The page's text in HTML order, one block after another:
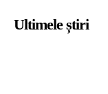
Ultimele știri